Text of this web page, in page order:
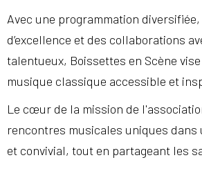
Avec une programmation
d’excellence et des collaborations
talentueux, Boissettes en Scène
musique classique accessible et
Le cœur de la mission de
rencontres musicales uniques dans
et convivial, tout en partageant les